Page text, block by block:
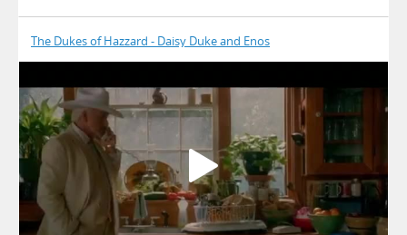
The Dukes of Hazzard - Daisy Duke and Enos